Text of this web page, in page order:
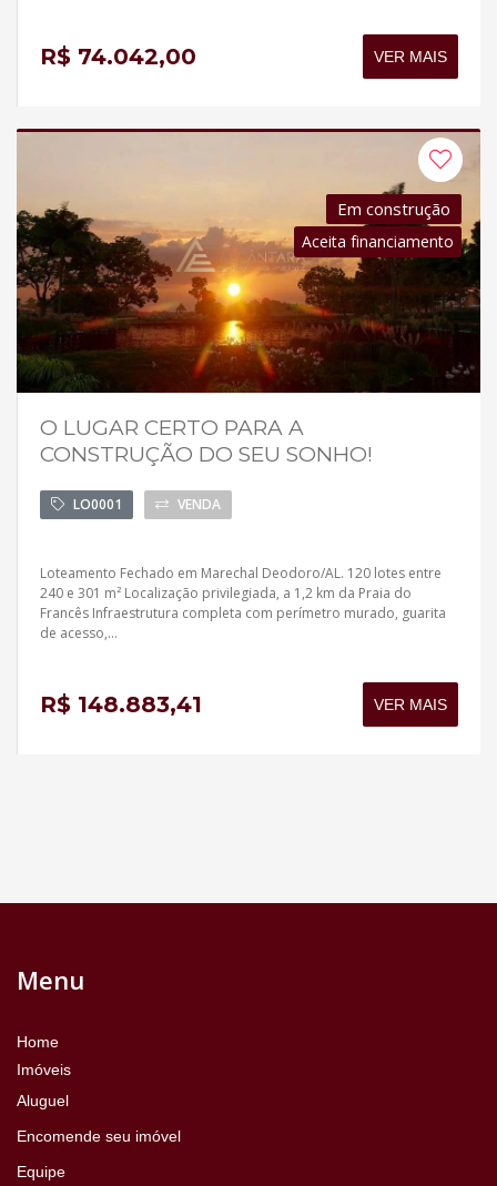
R$ 74.042,00 VER MAIS
Em construção
Aceita financiamento
O LUGAR CERTO PARA A
CONSTRUÇÃO DO SEU SONHO!
LO0001 VENDA
Loteamento Fechado em Marechal Deodoro/AL. 120 lotes entre
240 e 301 m² Localização privilegiada, a 1,2 km da Praia do
Francês Infraestrutura completa com perímetro murado, guarita
de acesso,...
R$ 148.883,41 VER MAIS
Menu
Home
Imóveis
Aluguel
Encomende seu imóvel
Equipe